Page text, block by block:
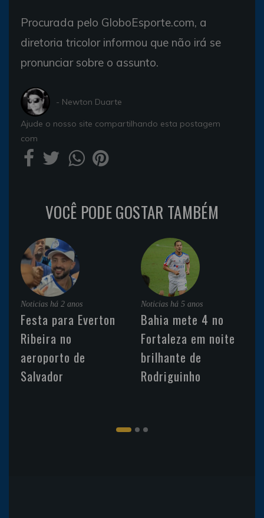
Procurada pelo GloboEsporte.com, a
diretoria tricolor informou que não irá se
pronunciar sobre o assunto.
- Newton Duarte
Ajude o nosso site compartilhando esta postagem
com
VOCÊ PODE GOSTAR TAMBÉM
Noticias há 2 anos
Festa para Everton
Ribeira no
aeroporto de
Salvador
Noticias há 5 anos
Bahia mete 4 no
Fortaleza em noite
brilhante de
Rodriguinho